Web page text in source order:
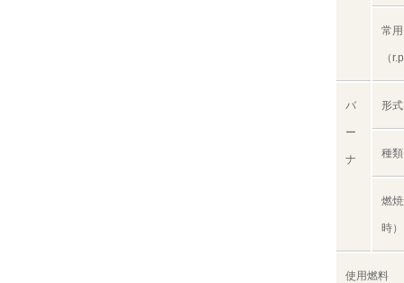
常
（
バ
ー
ナ
形式
種類
燃
時）
使用燃料